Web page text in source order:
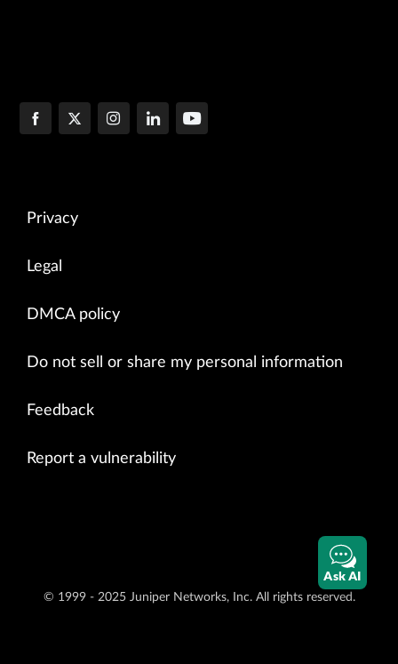
Privacy
Legal
DMCA policy
Do not sell or share my personal information
Feedback
Report a vulnerability
© 1999 - 2025 Juniper Networks, Inc. All rights reserved.
Ask AI